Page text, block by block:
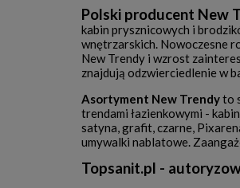
Polski producent New
kabin prysznicowych i
wnętrzarskich. Nowoczesne
New Trendy i wzrost
znajdują odzwierciedlenie w
Asortyment New Trendyto
trendami łazienkowymi -
satyna, grafit, czarne,
umywalki nablatowe.
Topsanit.pl -